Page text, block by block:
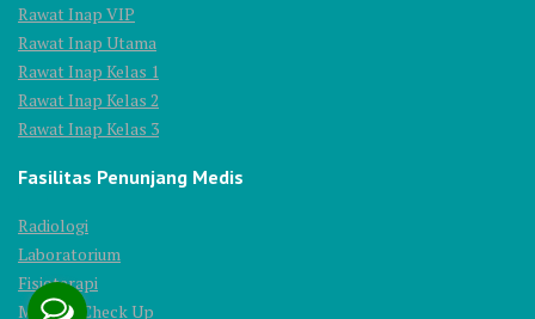
Rawat Inap VIP
Rawat Inap Utama
Rawat Inap Kelas 1
Rawat Inap Kelas 2
Rawat Inap Kelas 3
Fasilitas Penunjang Medis
Radiologi
Laboratorium
Fisioterapi
Medical Check Up